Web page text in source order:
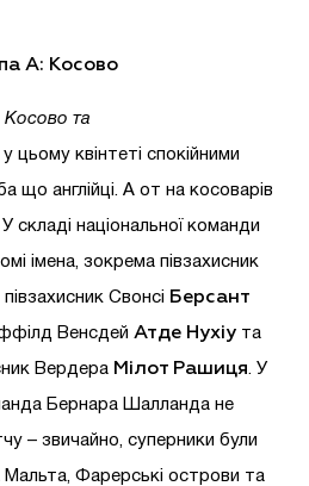
А: Косово
Косово та
цьому квінтеті спокійними
що англійці. А от на косоварів
складі національної команди
імена, зокрема півзахисник
, півзахисник Свонсі Берсант
Венсдей Атде Нухіу та
Вердера Мілот Рашиця . У
Бернара Шалланда не
– звичайно, суперники були
Фарерські острови та